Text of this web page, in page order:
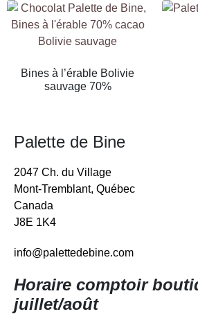
Bines à l’érable Bolivie
sauvage 70%
Palette de Bine
2047 Ch. du Village
Mont-Tremblant, Québec
Canada
J8E 1K4
info@palettedebine.com
Horaire comptoir
juillet/août